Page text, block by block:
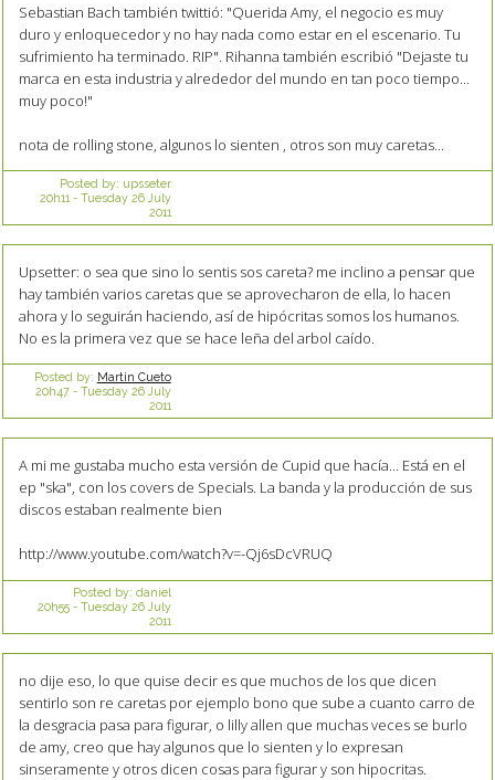
Sebastian Bach también twittió: "Querida Amy, el negocio es muy
duro y enloquecedor y no hay nada como estar en el escenario. Tu
sufrimiento ha terminado. RIP". Rihanna también escribió "Dejaste tu
marca en esta industria y alrededor del mundo en tan poco tiempo...
muy poco!"
nota de rolling stone, algunos lo sienten , otros son muy caretas...
Posted by: upsseter
20h11 - Tuesday 26 July
2011
Upsetter: o sea que sino lo sentis sos careta? me inclino a pensar que
hay también varios caretas que se aprovecharon de ella, lo hacen
ahora y lo seguirán haciendo, así de hipócritas somos los humanos.
No es la primera vez que se hace leña del arbol caído.
Posted by: Martin Cueto
20h47- Tuesday 26 July
2011
A mi me gustaba mucho esta versión de Cupid que hacía... Está en el
ep "ska", con los covers de Specials. La banda y la producción de sus
discos estaban realmente bien
http://www.youtube.com/watch?v=-Qj6sDcVRUQ
Posted by: daniel
20h55- Tuesday 26 July
2011
no dije eso, lo que quise decir es que muchos de los que dicen
sentirlo son re caretas por ejemplo bono que sube a cuanto carro de
la desgracia pasa para figurar, o lilly allen que muchas veces se burlo
de amy, creo que hay algunos que lo sienten y lo expresan
sinseramente y otros dicen cosas para figurar y son hipocritas.